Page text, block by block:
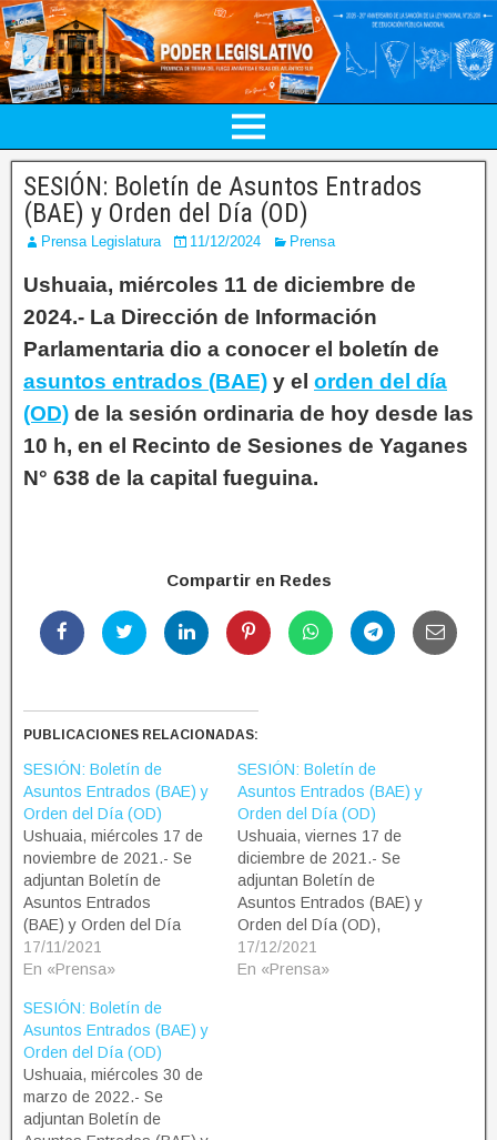
SESIÓN: Boletín de Asuntos Entrados
(BAE) y Orden del Día (OD)
Prensa Legislatura 11/12/2024 Prensa
Ushuaia, miércoles 11 de diciembre de
2024.- La Dirección de Información
Parlamentaria dio a conocer el boletín de
asuntos entrados (BAE) y el orden del día
(OD) de la sesión ordinaria de hoy desde las
10 h, en el Recinto de Sesiones de Yaganes
N° 638 de la capital fueguina.
Compartir en Redes
PUBLICACIONES RELACIONADAS:
SESIÓN: Boletín de
Asuntos Entrados (BAE) y
Orden del Día (OD)
Ushuaia, miércoles 17 de
noviembre de 2021.- Se
adjuntan Boletín de
Asuntos Entrados
(BAE) y Orden del Día
(OD), correspondientes a
la 6ª sesión ordinaria del
del Fuego. NEGM
17/11/2021
En «Prensa»
SESIÓN: Boletín de
Asuntos Entrados (BAE) y
Orden del Día (OD)
Ushuaia, viernes 17 de
diciembre de 2021.- Se
adjuntan Boletín de
Asuntos Entrados (BAE) y
Orden del Día (OD),
correspondientes a la 7ª
sesión ordinaria del Poder
17/12/2021
En «Prensa»
SESIÓN: Boletín de
Asuntos Entrados (BAE) y
Orden del Día (OD)
Ushuaia, miércoles 30 de
marzo de 2022.- Se
adjuntan Boletín de